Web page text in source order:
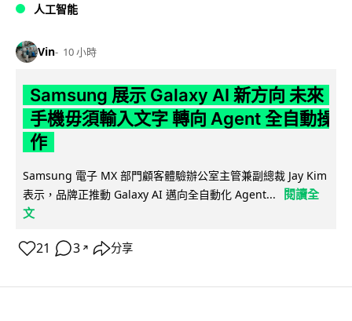
人工智能
Vin 10 小時
Samsung 展示 Galaxy AI 新方向 未來
手機毋須輸入文字 轉向 Agent 全自動操
作
Samsung 電子 MX 部門顧客體驗辦公室主管兼副總裁 Jay Kim
表示，品牌正推動 Galaxy AI 邁向全自動化 Agent...
閱讀全
文
21 3 ↗ 分享